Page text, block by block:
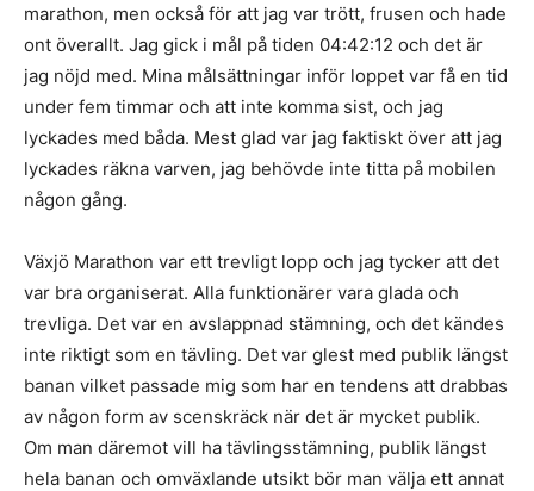
marathon, men också för att jag var trött, frusen och hade
ont överallt. Jag gick i mål på tiden 04:42:12 och det är
jag nöjd med. Mina målsättningar inför loppet var få en tid
under fem timmar och att inte komma sist, och jag
lyckades med båda. Mest glad var jag faktiskt över att jag
lyckades räkna varven, jag behövde inte titta på mobilen
någon gång.
Växjö Marathon var ett trevligt lopp och jag tycker att det
var bra organiserat. Alla funktionärer vara glada och
trevliga. Det var en avslappnad stämning, och det kändes
inte riktigt som en tävling. Det var glest med publik längst
banan vilket passade mig som har en tendens att drabbas
av någon form av scenskräck när det är mycket publik.
Om man däremot vill ha tävlingsstämning, publik längst
hela banan och omväxlande utsikt bör man välja ett annat